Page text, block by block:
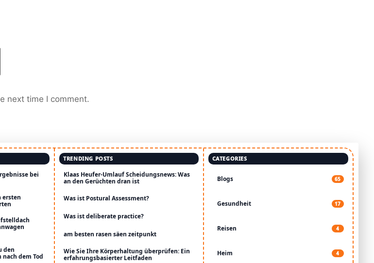
next time I comment.
bei
ersten
den
dem Tod
TRENDING POSTS
Klaas Heufer-Umlauf Scheidungsnews: Was
an den Gerüchten dran ist
Was ist Postural Assessment?
Was ist deliberate practice?
am besten rasen säen zeitpunkt
Wie Sie Ihre Körperhaltung überprüfen: Ein
erfahrungsbasierter Leitfaden
CATEGORIES
Blogs 65
Gesundheit 17
Reisen 4
Heim 4